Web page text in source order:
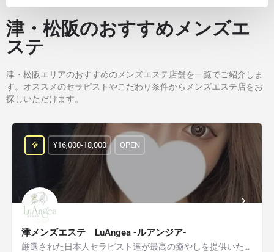
津・松阪のおすすめメンズエ
ステ
津・松阪エリアのおすすめのメンズエステ店舗を一覧でご紹介しま
す。オススメのセラピストやこだわり条件からメンズエステ店をお
探しいただけます。
津メンズエステ LuAngea -ルアンジア-
厳選された日本人セラピスト達が最高の癒やしを提供いたします！
¥16,000-18,000 OPEN